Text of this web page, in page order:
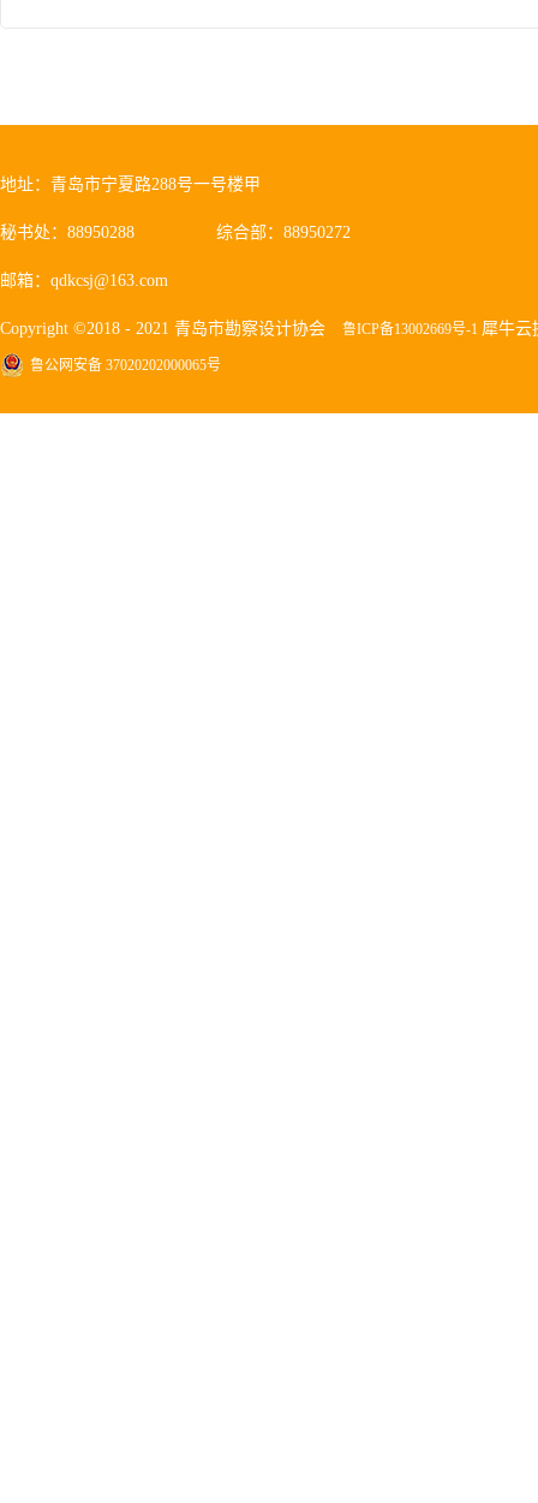
地址：青岛市宁夏路288号一号楼甲
秘书处：88950288 综合部：88950272
邮箱：qdkcsj@163.com
Copyright ©2018 - 2021 青岛市勘察设计协会 鲁ICP备13002669号-1 犀牛云
鲁公网安备 37020202000065号